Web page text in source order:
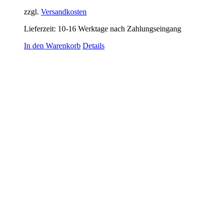
zzgl. Versandkosten
Lieferzeit: 10-16 Werktage nach Zahlungseingang
In den Warenkorb Details